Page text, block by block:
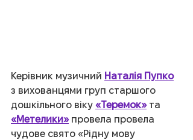
Керівник музичний Наталія Пупко
з вихованцями груп старшого
дошкільного віку «Теремок» та
«Метелики» провела провела
чудове свято «Рідну мову